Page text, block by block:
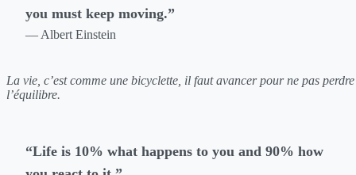
you must keep moving.”
— Albert Einstein
La vie, c’est comme une bicyclette, il faut avancer pour ne pas perdre
l’équilibre.
“Life is 10% what happens to you and 90% how